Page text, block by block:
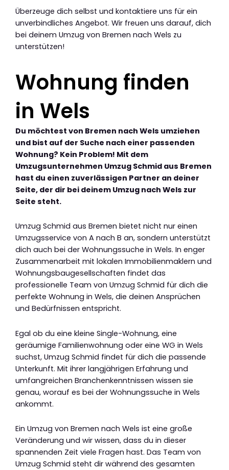
Überzeuge dich selbst und kontaktiere uns für ein
unverbindliches Angebot. Wir freuen uns darauf, dich
bei deinem Umzug von Bremen nach Wels zu
unterstützen!
Wohnung finden
in Wels
Du möchtest von Bremen nach Wels umziehen
und bist auf der Suche nach einer passenden
Wohnung? Kein Problem! Mit dem
Umzugsunternehmen Umzug Schmid aus Bremen
hast du einen zuverlässigen Partner an deiner
Seite, der dir bei deinem Umzug nach Wels zur
Seite steht.
Umzug Schmid aus Bremen bietet nicht nur einen
Umzugsservice von A nach B an, sondern unterstützt
dich auch bei der Wohnungssuche in Wels. In enger
Zusammenarbeit mit lokalen Immobilienmaklern und
Wohnungsbaugesellschaften findet das
professionelle Team von Umzug Schmid für dich die
perfekte Wohnung in Wels, die deinen Ansprüchen
und Bedürfnissen entspricht.
Egal ob du eine kleine Single-Wohnung, eine
geräumige Familienwohnung oder eine WG in Wels
suchst, Umzug Schmid findet für dich die passende
Unterkunft. Mit ihrer langjährigen Erfahrung und
umfangreichen Branchenkenntnissen wissen sie
genau, worauf es bei der Wohnungssuche in Wels
ankommt.
Ein Umzug von Bremen nach Wels ist eine große
Veränderung und wir wissen, dass du in dieser
spannenden Zeit viele Fragen hast. Das Team von
Umzug Schmid steht dir während des gesamten